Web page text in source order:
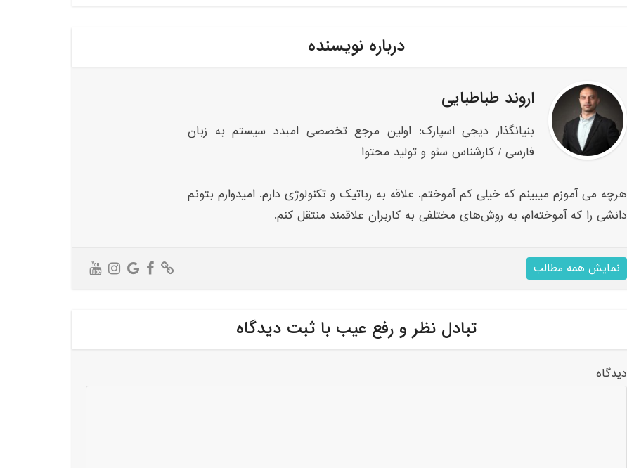
درباره نویسنده
اروند طباطبایی
بنیانگذار دیجی اسپارک: اولین مرجع تخصصی امبدد سیستم به زبان
فارسی / کارشناس سئو و تولید محتوا
هرچه می آموزم میبینم که خیلی کم آموختم. علاقه به رباتیک و تکنولوژی دارم. امیدوارم بتونم
دانشی را که آموخته‌ام، به روش‌های مختلفی به کاربران علاقمند منتقل کنم.
نمایش همه مطالب
تبادل نظر و رفع عیب با ثبت دیدگاه
دیدگاه